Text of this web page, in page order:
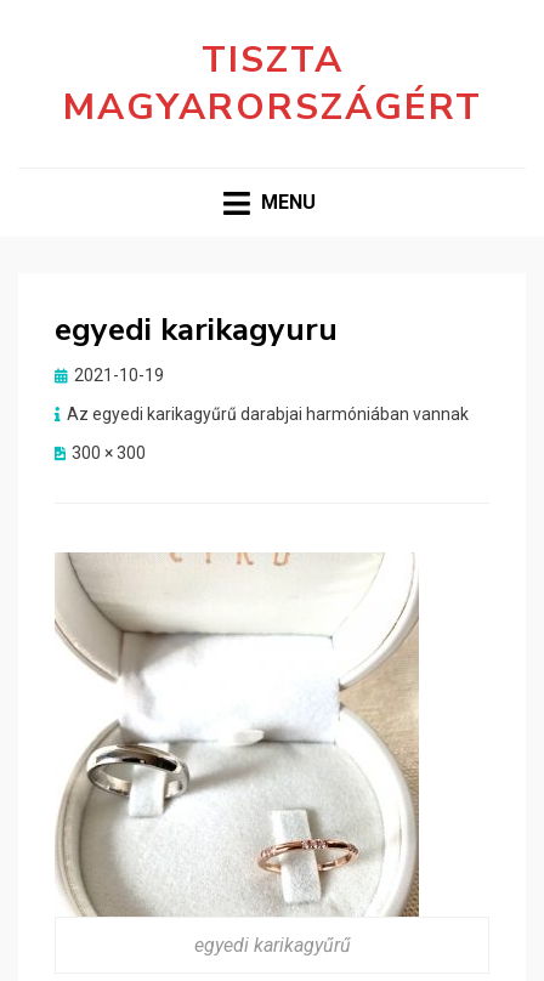
TISZTA
MAGYARORSZÁGÉRT
MENU
egyedi karikagyuru
Posted
2021-10-19
Az egyedi karikagyűrű darabjai harmóniában vannak
300 × 300
egyedi karikagyűrű